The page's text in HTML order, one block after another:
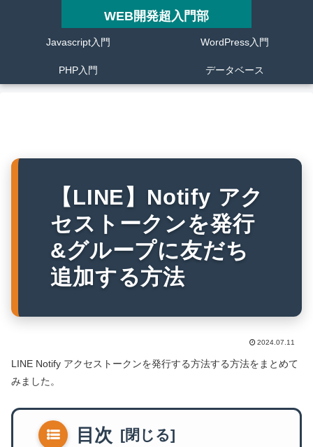
WEB開発超入門部
Javascript入門 WordPress入門
PHP入門 データベース
【LINE】Notify アク
セストークンを発行
&グループに友だち
追加する方法
2024.07.11
LINE Notify アクセストークンを発行する方法する方法をまとめて
みました。
目次